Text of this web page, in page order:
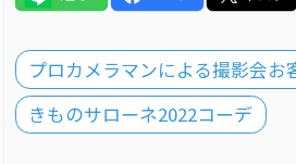
プロカメラマンによる撮影会お
きものサローネ2022コーデ